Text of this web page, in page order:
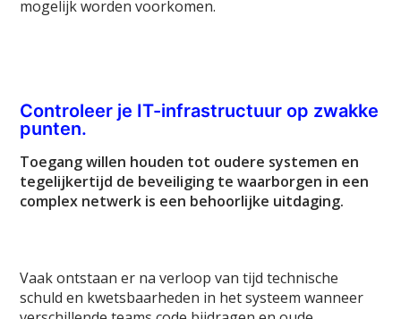
mogelijk worden voorkomen.
Controleer je IT-infrastructuur op zwakke
punten.
Toegang willen houden tot oudere systemen en
tegelijkertijd de beveiliging te waarborgen in een
complex netwerk is een behoorlijke uitdaging.
Vaak ontstaan er na verloop van tijd technische
schuld en kwetsbaarheden in het systeem wanneer